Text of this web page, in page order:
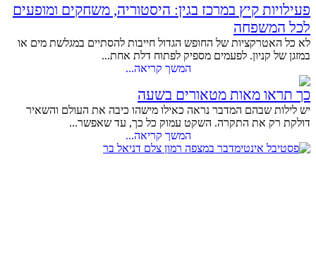
פעילויות קיץ במרכז בגין: היסטוריה, משחקים ומופעים
לכל המשפחה
לא כל האטרקציות של החופש הגדול חייבות להסתיים במגלשת מים או
במזגן של קניון. לפעמים מספיק לפתוח דלת אחת...
המשך קריאה...
כך תראו מאות מטאורים בשעה
יש לילות שבהם המדבר נראה כאילו מישהו כיבה את העולם והשאיר
דולקת רק את התקרה. השקט עמוק כל כך, עד שאפשר...
המשך קריאה...